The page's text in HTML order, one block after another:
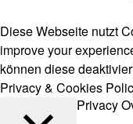
Diese Webseite nutzt
improve your
können diese
Privacy & Cookies
Privacy